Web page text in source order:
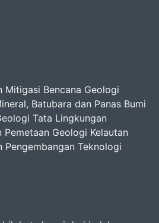
Mitigasi Bencana Geologi
Batubara dan Panas Bumi
Tata Lingkungan
Pemetaan Geologi Kelautan
Pengembangan Teknologi